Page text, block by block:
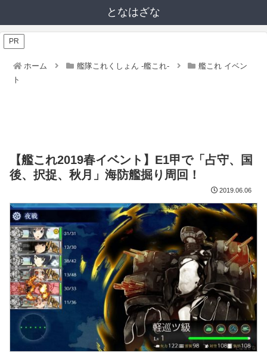
となはざな
PR
ホーム 艦隊これくしょん -艦これ-
艦これ イベン
ト
【艦これ2019春イベント】E1甲で「占守、国
後、択捉、秋月」海防艦掘り周回！
2019.06.06